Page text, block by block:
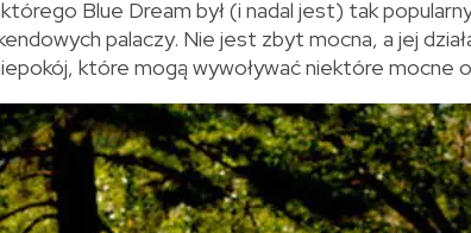
Blue Dream był (i nadal jest) tak
palaczy. Nie jest zbyt mocna, a jej
które mogą wywoływać niektóre mocne